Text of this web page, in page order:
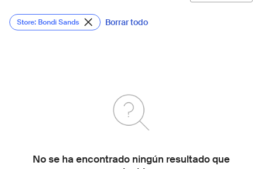
Store: Bondi Sands Borrar todo
No se ha encontrado ningún resultado que